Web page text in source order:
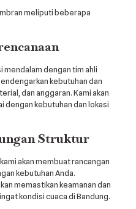
meliputi beberapa
mendalam dengan tim ahli
kebutuhan dan
dan anggaran. Kami akan
dengan kebutuhan dan lokasi
Struktur
akan membuat rancangan
kebutuhan Anda.
memastikan keamanan dan
kondisi cuaca di Bandung.